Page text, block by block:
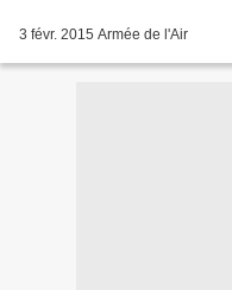
3 févr. 2015 Armée de l'Air